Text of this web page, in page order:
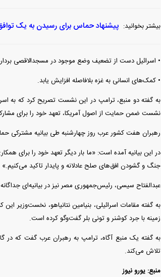
بیشتر بخوانید: پیشنهاد حماس برای رسیدن به یک
• اسرائیل دست از تضعیف وضع موجود در مسجدالاقصی
• کمک‌های انسانی به غزه بلافاصله افزایش یابد.
به گفته دو منبع، ترامپ در این نشست تصریح کرد که به
نشست ضمن حمایت از اصول آمریکا، تعهد خود را برای
رهبران هفت کشور عرب روز چهارشنبه طی بیانیه مشترکی
در این بیانیه آمده است: «ما بار دیگر تعهد خود را برای
جنگ و گشودن افق‌های صلح عادلانه و پایدار تاکید می‌کنیم.»
عبدالفتاح سیسی، رئیس‌جمهوری مصر نیز در بیانیه‌ای
به گفته مقامات اسرائیلی، بنیامین نتانیاهو، نخست‌وزیر
زمینه با جرد کوشنر و تونی بلر گفت‌و‌گو کرده است.
به گفته یک منبع آگاه، ترامپ به رهبران عرب گفت که در
تلاش می‌کند.
منبع: یورو نیوز